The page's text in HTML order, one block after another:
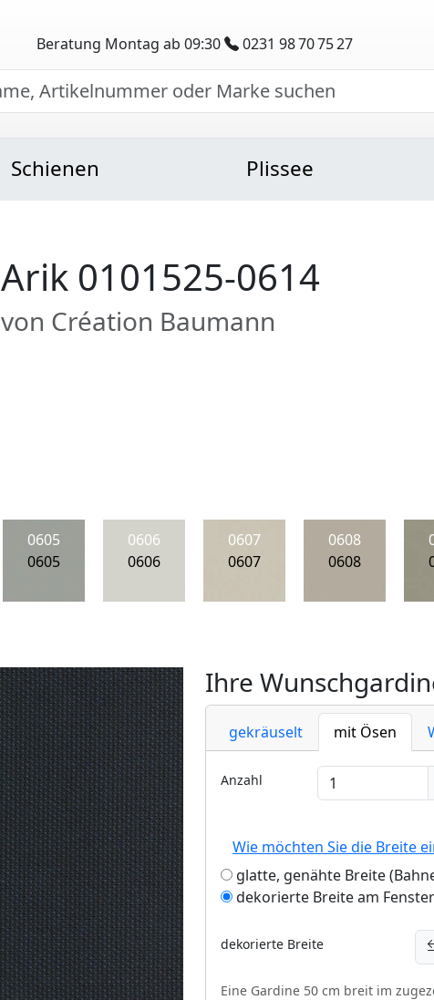
Beratung Montag ab 09:30 0231 98 70 75 27
Schienen Plissee
Arik 0101525-0614
von Création Baumann
0605
0605
0606
0606
0607
0607
0608
0608
Ihre
gekräuselt mit Ösen
Anzahl
Wie möchten Sie die Breite
glatte, genähte Breite
dekorierte Breite am
dekorierte Breite
Eine Gardine 50 cm breit im